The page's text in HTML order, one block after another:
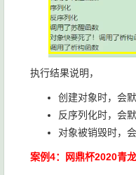
执行结果说明，
创建对象时，会
反序列化时，会
对象被销毁时，
案例4：网鼎杯2020青